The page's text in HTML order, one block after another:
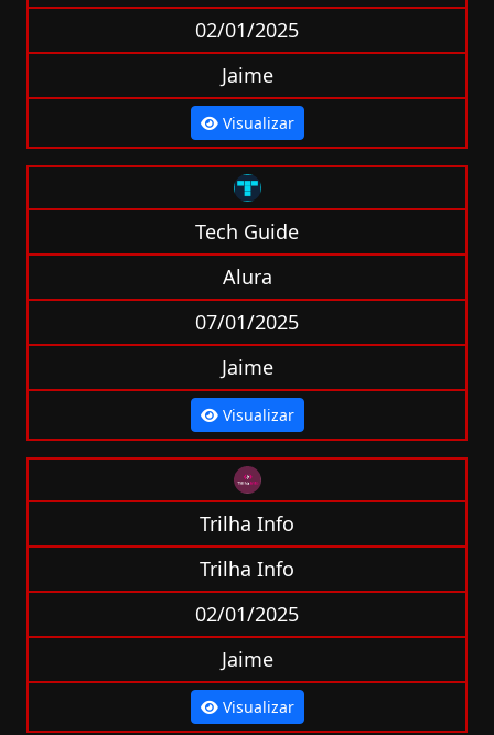
02/01/2025
Jaime
Visualizar
Tech Guide
Alura
07/01/2025
Jaime
Visualizar
Trilha Info
Trilha Info
02/01/2025
Jaime
Visualizar